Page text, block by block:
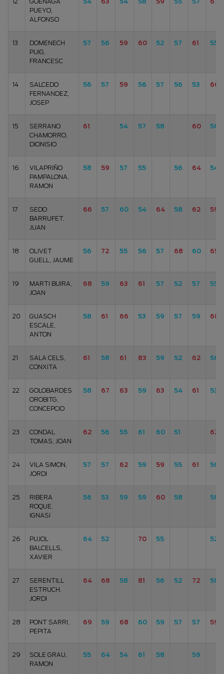
PUEYO,
ALFONSO
13
DOMENECH
PUIG,
FRANCESC
57 56 59 60 52 57 61 55
14
SALCEDO
FERNANDEZ,
JOSEP
56 57 59 56 57 56 53 60
15
SERRANO
CHAMORRO,
DIONISIO
61 54 57 58 60 56
16
VILAPRIÑO
PAMPALONA,
RAMON
58 59 57 55 56 64 54
17
SEDO
BARRUFET,
JUAN
66 57 60 54 64 58 62 59
18
OLIVET
GUELL, JAUME
56 72 55 56 57 68 60 65
19
MARTI BUIRA,
JOAN
68 59 63 61 57 52 57 55
20
GUASCH
ESCALE,
ANTON
58 61 66 53 59 57 59 68
21
SALA CELS,
CONXITA
61 58 61 83 59 52 62 56
22
GOLOBARDES
OROBITG,
CONCEPCIO
58 67 63 59 63 54 61 53
23
CONDAL
TOMAS, JOAN
62 56 55 61 60 51 62
24
VILA SIMON,
JORDI
57 57 62 59 59 55 61 56
25
RIBERA
ROQUE,
IGNASI
56 53 59 59 60 58 58
26
PUJOL
BALCELLS,
XAVIER
64 52 70 55 52
27
SERENTILL
ESTRUCH,
JORDI
64 68 58 81 56 52 72 58
28
PONT SARRI,
PEPITA
69 59 68 60 59 57 57 59
29
SOLE GRAU,
RAMON
55 64 54 61 58 59